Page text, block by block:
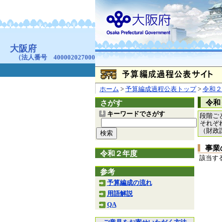
ホーム > 予算編成過程公表トップ> 令和
さがす
キーワードでさがす
令和２年度
参考
予算編成の流れ
用語解説
QA
令
段階ご
それぞ
（財
事業
該当す
お問合せ 個人情報の取り扱
大阪府
（法人番号 4000020270008）
本庁 〒540-8570 大阪市
咲洲庁舎
〒559-8555 大阪市
© Copyright 2003-2026